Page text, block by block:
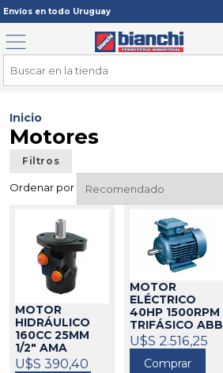
Envíos en todo Uruguay
Menú
Inicio
Motores
Filtros
Ordenar por
MOTOR
HIDRÁULICO
160CC 25MM
1/2" AMA
700282
U$S 390,40
MOTOR
ELÉCTRICO
40HP 1500RPM
TRIFÁSICO ABB
M2QA 200 L4A
572115
U$S 2.516,25
Comprar